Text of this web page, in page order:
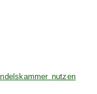
nutzen